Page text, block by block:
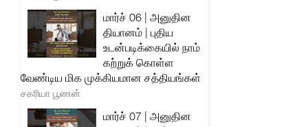
மார்ச் 06 | அனுதின
தியானம் | புதிய
உடன்படிக்கையில் நாம்
கற்றுக் கொள்ள
வேண்டிய மிக முக்கியமான சத்தியங்கள்
சகரியா பூணன்
மார்ச் 07 | அனுதின